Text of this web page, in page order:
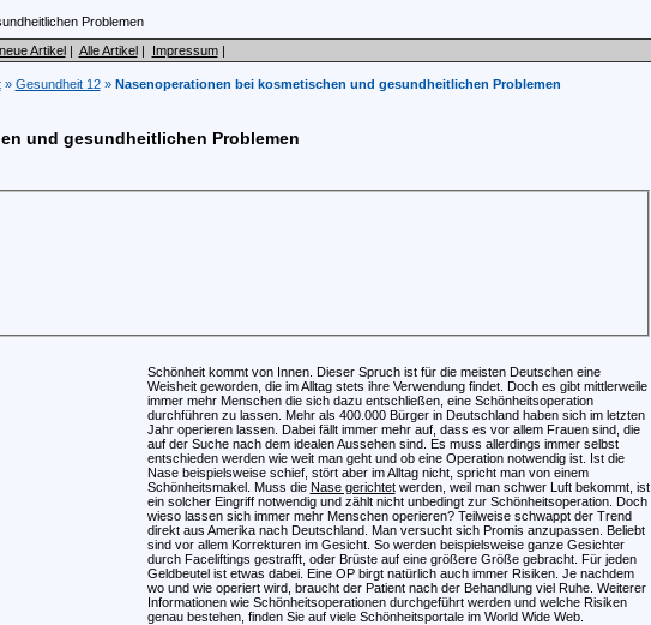
neue Artikel| Alle Artikel| Impressum|
» Gesundheit 12» Nasenoperationen bei kosmetischen und gesundheitlichen Problemen
und gesundheitlichen Problemen
Schönheit kommt von Innen. Dieser Spruch ist für die meisten Deutschen eine
Weisheit geworden, die im Alltag stets ihre Verwendung findet. Doch es gibt mittlerweile
immer mehr Menschen die sich dazu entschließen, eine Schönheitsoperation
durchführen zu lassen. Mehr als 400.000 Bürger in Deutschland haben sich im letzten
Jahr operieren lassen. Dabei fällt immer mehr auf, dass es vor allem Frauen sind, die
auf der Suche nach dem idealen Aussehen sind. Es muss allerdings immer selbst
entschieden werden wie weit man geht und ob eine Operation notwendig ist. Ist die
Nase beispielsweise schief, stört aber im Alltag nicht, spricht man von einem
Schönheitsmakel. Muss die Nase gerichtetwerden, weil man schwer Luft bekommt, ist
ein solcher Eingriff notwendig und zählt nicht unbedingt zur Schönheitsoperation. Doch
wieso lassen sich immer mehr Menschen operieren? Teilweise schwappt der Trend
direkt aus Amerika nach Deutschland. Man versucht sich Promis anzupassen. Beliebt
sind vor allem Korrekturen im Gesicht. So werden beispielsweise ganze Gesichter
durch Faceliftings gestrafft, oder Brüste auf eine größere Größe gebracht. Für jeden
Geldbeutel ist etwas dabei. Eine OP birgt natürlich auch immer Risiken. Je nachdem
wo und wie operiert wird, braucht der Patient nach der Behandlung viel Ruhe. Weiterer
Informationen wie Schönheitsoperationen durchgeführt werden und welche Risiken
genau bestehen, finden Sie auf viele Schönheitsportale im World Wide Web.